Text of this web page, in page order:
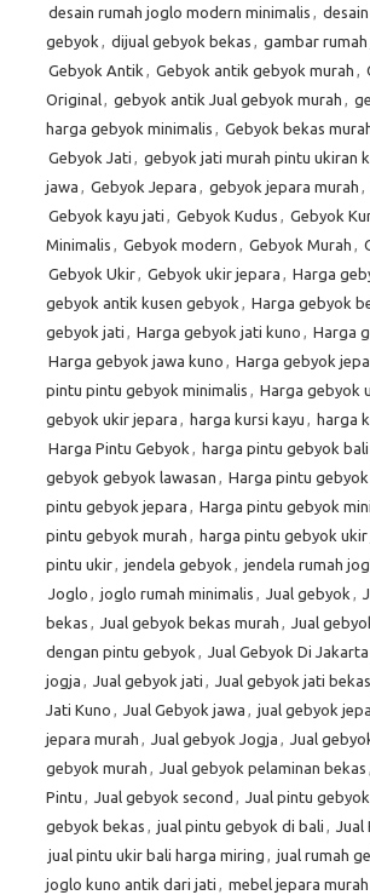
desain rumah joglo modern minimalis ,
gebyok , dijual gebyok bekas , gambar
Gebyok Antik , Gebyok antik gebyok murah ,
Original, gebyok antik Jual gebyok murah ,
harga gebyok minimalis , Gebyok bekas
Gebyok Jati , gebyok jati murah pintu ukiran
jawa , Gebyok Jepara , gebyok jepara murah ,
Gebyok kayu jati , Gebyok Kudus , Gebyok
Minimalis , Gebyok modern , Gebyok Murah ,
Gebyok Ukir, Gebyok ukir jepara , Harga
gebyok antik kusen gebyok , Harga gebyok
gebyok jati , Harga gebyok jati kuno , Harga
Harga gebyok jawa kuno , Harga gebyok
pintu pintu gebyok minimalis , Harga gebyok
gebyok ukir jepara , harga kursi kayu , harga
Harga Pintu Gebyok , harga pintu gebyok bali
gebyok gebyok lawasan , Harga pintu gebyok
pintu gebyok jepara , Harga pintu gebyok
pintu gebyok murah , harga pintu gebyok ukir
pintu ukir, jendela gebyok , jendela rumah
Joglo , joglo rumah minimalis , Jual gebyok ,
bekas , Jual gebyok bekas murah , Jual
dengan pintu gebyok , Jual Gebyok Di Jakarta
jogja , Jual gebyok jati , Jual gebyok jati bekas
Jati Kuno , Jual Gebyok jawa , jual gebyok
jepara murah , Jual gebyok Jogja , Jual
gebyok murah , Jual gebyok pelaminan bekas ,
Pintu , Jual gebyok second , Jual pintu gebyok
gebyok bekas , jual pintu gebyok di bali , Jual
jual pintu ukir bali harga miring , jual rumah
joglo kuno antik dari jati , mebel jepara murah